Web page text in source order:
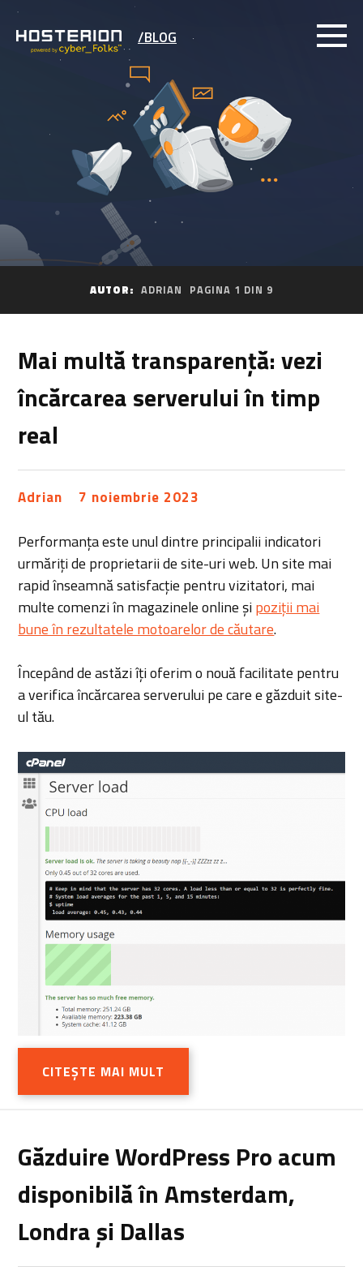
/BLOG
AUTOR: ADRIAN PAGINA 1 DIN 9
Mai multă transparență: vezi
încărcarea serverului în timp
real
Adrian 7 noiembrie 2023
Performanța este unul dintre principalii indicatori
urmăriți de proprietarii de site-uri web. Un site mai
rapid înseamnă satisfacție pentru vizitatori, mai
multe comenzi în magazinele online și poziții mai
bune în rezultatele motoarelor de căutare.
Începând de astăzi îți oferim o nouă facilitate pentru
a verifica încărcarea serverului pe care e găzduit site-
ul tău.
CITEȘTE MAI MULT
Găzduire WordPress Pro acum
disponibilă în Amsterdam,
Londra și Dallas